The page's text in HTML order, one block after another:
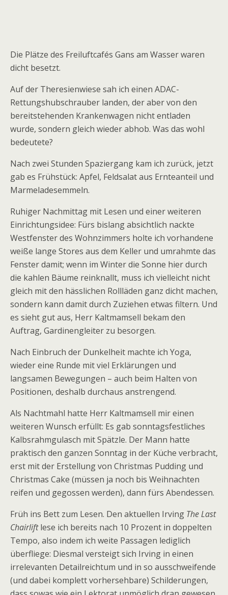
Die Plätze des Freiluftcafés Gans am Wasser waren
dicht besetzt.
Auf der Theresienwiese sah ich einen ADAC-
Rettungshubschrauber landen, der aber von den
bereitstehenden Krankenwagen nicht entladen
wurde, sondern gleich wieder abhob. Was das wohl
bedeutete?
Nach zwei Stunden Spaziergang kam ich zurück, jetzt
gab es Frühstück: Apfel, Feldsalat aus Ernteanteil und
Marmeladesemmeln.
Ruhiger Nachmittag mit Lesen und einer weiteren
Einrichtungsidee: Fürs bislang absichtlich nackte
Westfenster des Wohnzimmers holte ich vorhandene
weiße lange Stores aus dem Keller und umrahmte das
Fenster damit; wenn im Winter die Sonne hier durch
die kahlen Bäume reinknallt, muss ich vielleicht nicht
gleich mit den hässlichen Rollläden ganz dicht machen,
sondern kann damit durch Zuziehen etwas filtern. Und
es sieht gut aus, Herr Kaltmamsell bekam den
Auftrag, Gardinengleiter zu besorgen.
Nach Einbruch der Dunkelheit machte ich Yoga,
wieder eine Runde mit viel Erklärungen und
langsamen Bewegungen – auch beim Halten von
Positionen, deshalb durchaus anstrengend.
Als Nachtmahl hatte Herr Kaltmamsell mir einen
weiteren Wunsch erfüllt: Es gab sonntagsfestliches
Kalbsrahmgulasch mit Spätzle. Der Mann hatte
praktisch den ganzen Sonntag in der Küche verbracht,
erst mit der Erstellung von Christmas Pudding und
Christmas Cake (müssen ja noch bis Weihnachten
reifen und gegossen werden), dann fürs Abendessen.
Früh ins Bett zum Lesen. Den aktuellen Irving The Last
Chairliftlese ich bereits nach 10 Prozent in doppelten
Tempo, also indem ich weite Passagen lediglich
überfliege: Diesmal versteigt sich Irving in einen
irrelevanten Detailreichtum und in so ausschweifende
(und dabei komplett vorhersehbare) Schilderungen,